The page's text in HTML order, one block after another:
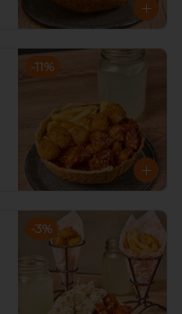
-11%
-3%